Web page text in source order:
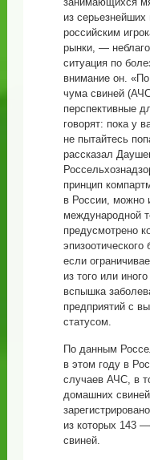
из
российским
рынки, —
ситуация по
внимание он.
чума свиней
перспективные
говорят: пока у
не пытайтесь
рассказал
принцип
в России, можно
международной
предусмотрено
если
из того или
вспышка
предприятий с
статусом.
По данным
в этом году в
случаев АЧС, в
домашних
из которых 143
свиней.